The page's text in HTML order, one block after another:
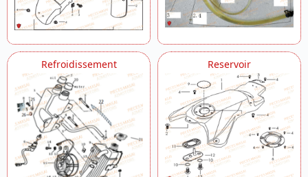
Refroidissement Reservoir